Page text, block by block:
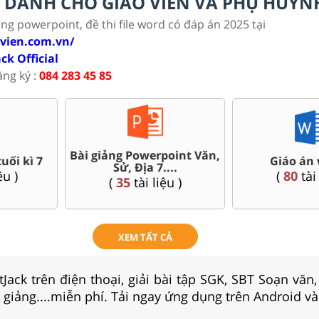
powerpoint, đề thi file word có đáp án 2025 tại
Official
ký : 084 283 45 85
kì 7
)
Bài giảng Powerpoint Văn,
Sử, Địa 7....
( 35tài liệu )
Giáo án
( 80tài
XEM TẤT CẢ
trên điện thoại, giải bài tập SGK, SBT Soạn
phí. Tải ngay ứng dụng trên Android